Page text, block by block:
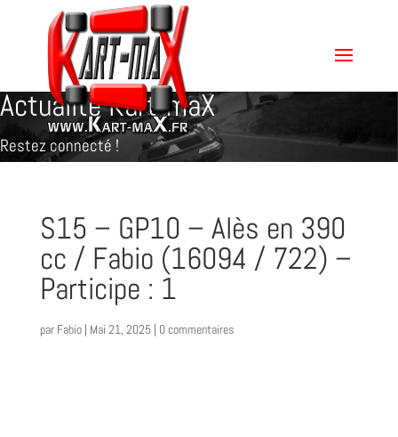
Actualité Kart-maX
Restez connecté !
S15 – GP10 – Alès en 390
cc / Fabio (16094 / 722) –
Participe : 1
par Fabio| Mai 21, 2025| 0 commentaires